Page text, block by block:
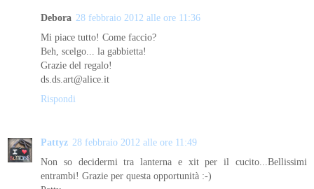
Debora 28 febbraio 2012 alle ore 11:36
Mi piace tutto! Come faccio?
Beh, scelgo... la gabbietta!
Grazie del regalo!
ds.ds.art@alice.it
Rispondi
Pattyz 28 febbraio 2012 alle ore 11:49
Non so decidermi tra lanterna e xit per il cucito...Bellissimi
entrambi! Grazie per questa opportunità :-)